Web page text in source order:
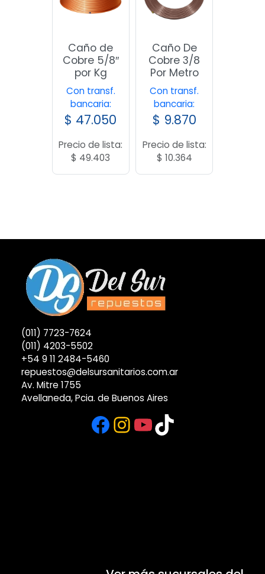
Caño de
Cobre 5/8″
por Kg
Con transf.
bancaria:
$ 47.050
Precio de lista:
$ 49.403
Caño De
Cobre 3/8
Por Metro
Con transf.
bancaria:
$ 9.870
Precio de lista:
$ 10.364
(011) 7723-7624
(011) 4203-5502
+54 9 11 2484-5460
repuestos@delsursanitarios.com.ar
Av. Mitre 1755
Avellaneda, Pcia. de Buenos Aires
Facebook
Instagram
YouTube
TikTok